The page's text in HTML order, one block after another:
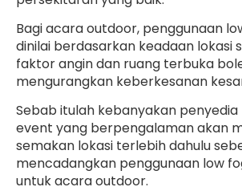
Bagi acara outdoor, penggunaan
dinilai berdasarkan keadaan lokasi
faktor angin dan ruang terbuka
mengurangkan keberkesanan
Sebab itulah kebanyakan
event yang berpengalaman akan
semakan lokasi terlebih dahulu
mencadangkan penggunaan low
untuk acara outdoor.